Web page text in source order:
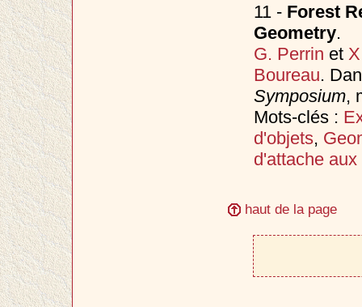
11 - Forest
Geometry.
G. Perrin et
Boureau.
Symposium,
Mots-clés :
d'objets,
d'attache
haut de la page